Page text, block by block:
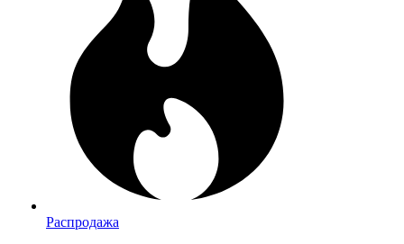
Распродажа